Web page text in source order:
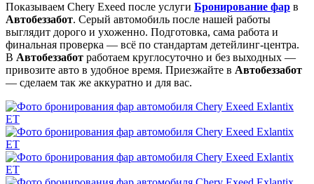
Показываем Chery Exeed после услуги Бронирование фар в
Автобеззабот. Серый автомобиль после нашей работы
выглядит дорого и ухоженно. Подготовка, сама работа и
финальная проверка — всё по стандартам детейлинг-центра.
В Автобеззабот работаем круглосуточно и без выходных —
привозите авто в удобное время. Приезжайте в Автобеззабот
— сделаем так же аккуратно и для вас.